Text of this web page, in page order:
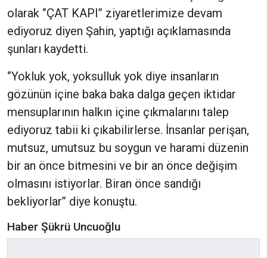
olarak ‘’ÇAT KAPI’’ ziyaretlerimize devam
ediyoruz diyen Şahin, yaptığı açıklamasında
şunları kaydetti.
‘’Yokluk yok, yoksulluk yok diye insanların
gözünün içine baka baka dalga geçen iktidar
mensuplarının halkın içine çıkmalarını talep
ediyoruz tabii ki çıkabilirlerse. İnsanlar perişan,
mutsuz, umutsuz bu soygun ve harami düzenin
bir an önce bitmesini ve bir an önce değişim
olmasını istiyorlar. Biran önce sandığı
bekliyorlar’’ diye konuştu.
Haber Şükrü Uncuoğlu